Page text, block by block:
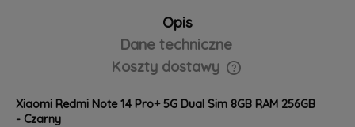
Opis
Dane techniczne
Koszty dostawy
Cena nie zawiera ewentualnych kosztów płatności
Xiaomi Redmi Note 14 Pro+ 5G Dual Sim 8GB RAM 256GB
- Czarny